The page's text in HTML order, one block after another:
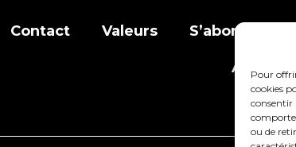
Pour
cookies
consentir
ou de
Contact Valeurs S’abonner à
Adhérer